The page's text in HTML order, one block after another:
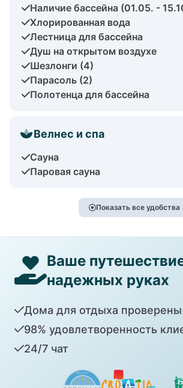
Наличие бассейна (01.05. -
Хлорированная вода
Лестница для бассейна
Душ на открытом воздухе
Шезлонги (4)
Парасоль (2)
Полотенца для бассейна
Велнес и спа
Сауна
Паровая сауна
Показать все удобства
Ваше
надежных руках
Дома для отдыха
98% удовлетворенность
24/7 чат